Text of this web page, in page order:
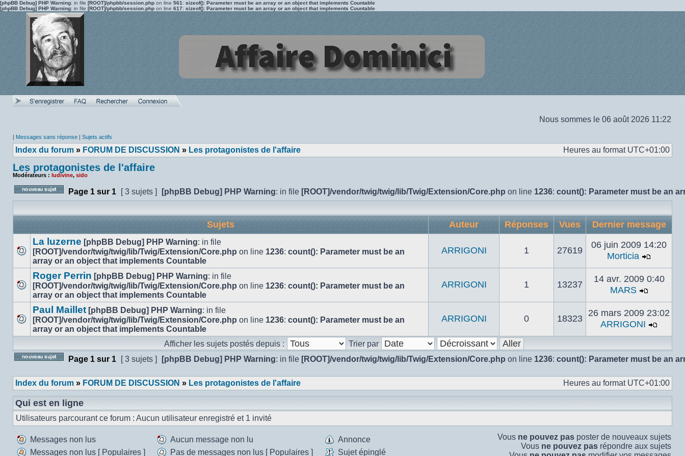
[phpBB Debug] PHP Warning: in file [ROOT]/phpbb/session.php on line 561 : sizeof(): Parameter must be an array or an object that implements Countable
[phpBB Debug] PHP Warning: in file [ROOT]/phpbb/session.php on line 617: sizeof(): Parameter must be an array or an object that implements Countable
Nous sommes le 06 août 2026 11:22
| Messages sans réponse | Sujets actifs
Index du forum » FORUM DE DISCUSSION » Les protagonistes de l'affaire Heures au format UTC+01:00
Les protagonistes de l'affaire
Modérateurs : ludivine, sido
Poster un nouveau sujet
Page 1 sur 1 [ 3 sujets ] [phpBB Debug] PHP Warning: in file [ROOT]/vendor/twig/twig/lib/Twig/Extension/Core.php on line 1236: count(): Parameter must be an
Sujets Auteur Réponses Vues Dernier message
Aucun
message
non
La luzerne [phpBB Debug] PHP Warning: in file
[ROOT]/vendor/twig/twig/lib/Twig/Extension/Core.php on line 1236: count(): Parameter must be an
array or an object that implements Countable
ARRIGONI 1 27619
06 juin 2009 14:20
Morticia
le
Aucun
message
non
Roger Perrin [phpBB Debug] PHP Warning: in file
[ROOT]/vendor/twig/twig/lib/Twig/Extension/Core.php on line 1236: count(): Parameter must be an
array or an object that implements Countable
ARRIGONI 1 13237
14 avr. 2009 0:40
MARS
le
message
Aucun
message
lu
Paul Maillet [phpBB Debug] PHP Warning: in file
[ROOT]/vendor/twig/twig/lib/Twig/Extension/Core.php on line 1236: count(): Parameter must be an
array or an object that implements Countable
ARRIGONI 0 18323
26 mars 2009 23:02
ARRIGONI
Afficher les sujets postés depuis : Trier par
Page 1 sur 1 [ 3 sujets ] [phpBB Debug] PHP Warning: in file [ROOT]/vendor/twig/twig/lib/Twig/Extension/Core.php on line 1236: count(): Parameter must be an
Index du forum » FORUM DE DISCUSSION » Les protagonistes de l'affaire Heures au format UTC+01:00
Qui est en ligne
Utilisateurs parcourant ce forum : Aucun utilisateur enregistré et 1 invité
Messages
Messages non lus
Aucun
Aucun message non lu
Annonce
Annonce
Messages non lus [ Populaires ]
Pas de messages non lus [ Populaires ] Sujet épinglé
Vous ne pouvez pas poster de nouveaux sujets
Vous ne pouvez pas répondre aux sujets